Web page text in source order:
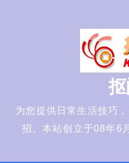
抠
为您提供日常生活技巧
招。本站创立于08年6